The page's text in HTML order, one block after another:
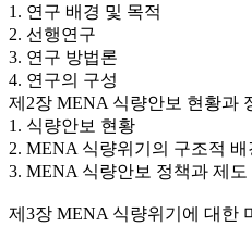
1. 연구 배경 및 목적
2. 선행연구
3. 연구 방법론
4. 연구의 구성
제2장 MENA 식량안보 현황과
1. 식량안보 현황
2. MENA 식량위기의 구조적 배
3. MENA 식량안보 정책과 제도
제3장 MENA 식량위기에 대한